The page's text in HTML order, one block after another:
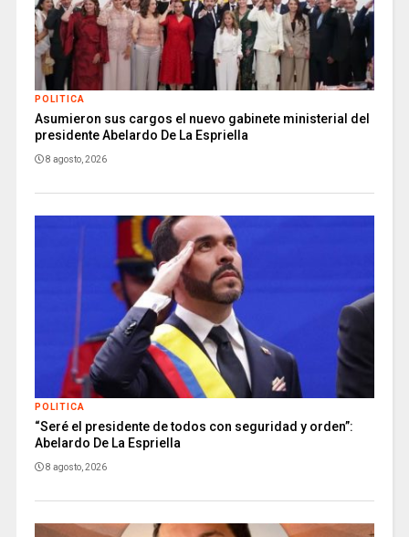
POLITICA
Asumieron sus cargos el nuevo gabinete ministerial del
presidente Abelardo De La Espriella
8 agosto, 2026
POLITICA
“Seré el presidente de todos con seguridad y orden”:
Abelardo De La Espriella
8 agosto, 2026